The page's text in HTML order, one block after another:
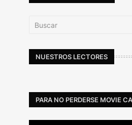
NUESTROS LECTORES
PARA NO PERDERSE MOVIE